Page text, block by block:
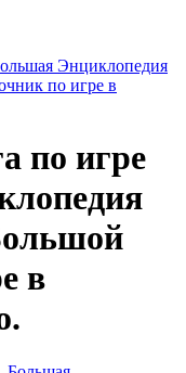
Энциклопедия
по игре в
по игре
в